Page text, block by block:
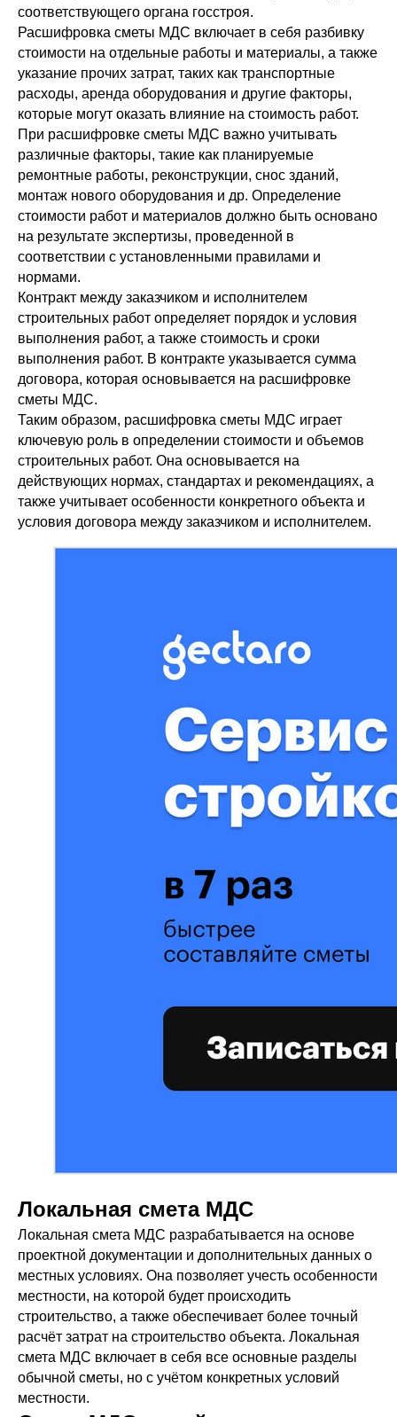
соответствующего органа госстроя.
Расшифровка сметы МДС включает в себя разбивку
стоимости на отдельные работы и материалы, а также
указание прочих затрат, таких как транспортные
расходы, аренда оборудования и другие факторы,
которые могут оказать влияние на стоимость работ.
При расшифровке сметы МДС важно учитывать
различные факторы, такие как планируемые
ремонтные работы, реконструкции, снос зданий,
монтаж нового оборудования и др. Определение
стоимости работ и материалов должно быть основано
на результате экспертизы, проведенной в
соответствии с установленными правилами и
нормами.
Контракт между заказчиком и исполнителем
строительных работ определяет порядок и условия
выполнения работ, а также стоимость и сроки
выполнения работ. В контракте указывается сумма
договора, которая основывается на расшифровке
сметы МДС.
Таким образом, расшифровка сметы МДС играет
ключевую роль в определении стоимости и объемов
строительных работ. Она основывается на
действующих нормах, стандартах и рекомендациях, а
также учитывает особенности конкретного объекта и
условия договора между заказчиком и исполнителем.
Локальная смета МДС
Локальная смета МДС разрабатывается на основе
проектной документации и дополнительных данных о
местных условиях. Она позволяет учесть особенности
местности, на которой будет происходить
строительство, а также обеспечивает более точный
расчёт затрат на строительство объекта. Локальная
смета МДС включает в себя все основные разделы
обычной сметы, но с учётом конкретных условий
местности.